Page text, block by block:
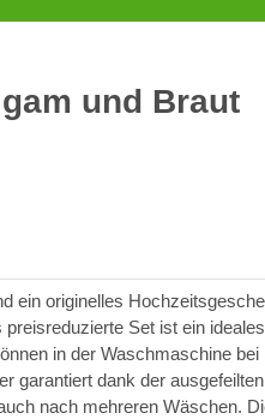
und Braut
ein originelles
Set ist ein
in der Waschmaschine bei
garantiert dank der
nach mehreren Wäschen.